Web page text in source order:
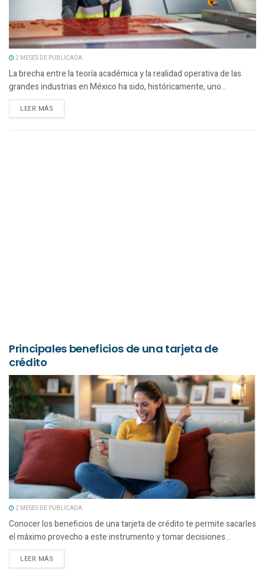
2 MESES DE PUBLICADA
La brecha entre la teoría académica y la realidad operativa de las
grandes industrias en México ha sido, históricamente, uno...
LEER MÁS
Principales beneficios de una tarjeta de
crédito
2 MESES DE PUBLICADA
Conocer los beneficios de una tarjeta de crédito te permite sacarles
el máximo provecho a este instrumento y tomar decisiones...
LEER MÁS